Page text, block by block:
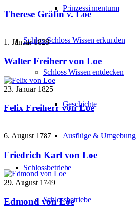
Prinzessinnenturm
SchlossSchloss Wissen erkunden
Schloss Wissen entdecken
Geschichte
Ausflüge & Umgebung
Schlossbetriebe
Schlossbetriebe
Therese Gräfin v. Loë
1. Januar 1828
Walter Freiherr von Loe
23. Januar 1825
Felix Freiherr von Loe
6. August 1787
Friedrich Karl von Loe
29. August 1749
Edmond von Loe